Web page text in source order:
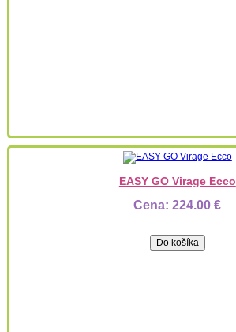
EASY GO Virage Ecco
Cena:224.00 €